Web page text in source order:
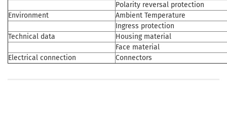
Polarity reversal protection
Environment
Ambient Temperature
Ingress protection
Technical data
Housing material
Face material
Electrical connection
Connectors